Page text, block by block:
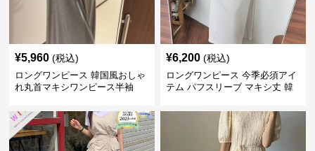
¥5,960 (税込)
ロングワンピース 韓国風おしゃ
れ丸首マキシワンピース半袖
¥6,200 (税込)
ロングワンピース 今季必須アイ
テム パフスリーブ マキシ丈 韓